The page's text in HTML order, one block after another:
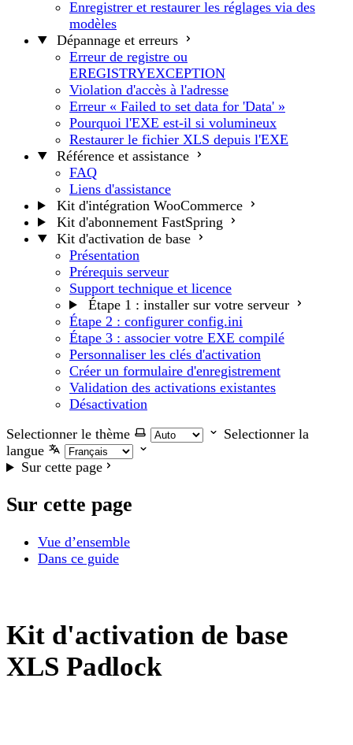
Enregistrer et restaurer les réglages via des
modèles
Dépannage et erreurs
Erreur de registre ou
EREGISTRYEXCEPTION
Violation d'accès à l'adresse
Erreur « Failed to set data for 'Data' »
Pourquoi l'EXE est-il si volumineux
Restaurer le fichier XLS depuis l'EXE
Référence et assistance
FAQ
Liens d'assistance
Kit d'intégration WooCommerce
Kit d'abonnement FastSpring
Kit d'activation de base
Présentation
Prérequis serveur
Support technique et licence
Étape 1 : installer sur votre serveur
Étape 2 : configurer config.ini
Étape 3 : associer votre EXE compilé
Personnaliser les clés d'activation
Créer un formulaire d'enregistrement
Validation des activations existantes
Désactivation
Selectionner le thème
Selectionner la
langue
Sur cette page
Sur cette page
Vue d’ensemble
Dans ce guide
Kit d'activation de base
XLS Padlock